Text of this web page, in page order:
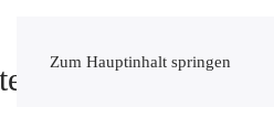
Zum Hauptinhalt springen